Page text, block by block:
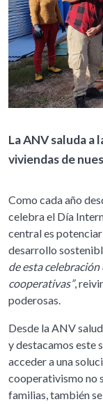
La ANV saluda a
viviendas de
Como cada año
celebra el Día
central es
desarrollo
de esta
cooperativas”,
poderosas.
Desde la ANV
y destacamos este
acceder a una
cooperativismo no
familias, también